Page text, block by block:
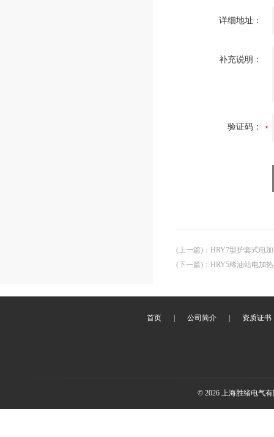
详细地址：
补充说明：
验证码：
(上一篇) ： HRY7型护套式电
(下一篇) ： HRY5稀油站电加
首页 公司简介 资质证书
© 2026 上海胜绪电气